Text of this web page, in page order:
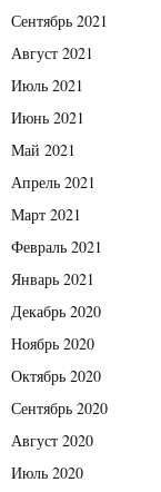
Сентябрь 2021
Август 2021
Июль 2021
Июнь 2021
Май 2021
Апрель 2021
Март 2021
Февраль 2021
Январь 2021
Декабрь 2020
Ноябрь 2020
Октябрь 2020
Сентябрь 2020
Август 2020
Июль 2020